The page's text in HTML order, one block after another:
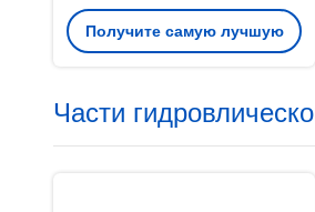
ЭС200-1 ЭС200-2 пилота
экскаватора
Получите самую лучшую
Части